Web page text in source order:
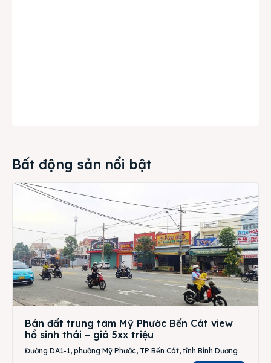
Bất động sản nổi bật
Bán đất trung tâm Mỹ Phước Bến Cát view
hồ sinh thái – giá 5xx triệu
Đường DA1-1, phường Mỹ Phước, TP Bến Cát, tỉnh Bình Dương